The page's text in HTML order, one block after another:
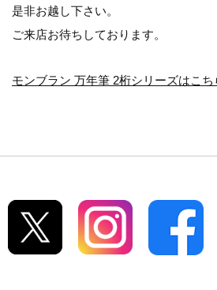
是非お越し下さい。
ご来店お待ちしております。
モンブラン 万年筆 2桁シリーズはこち